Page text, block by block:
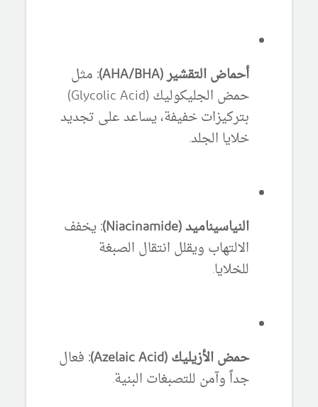
أحماض التقشير (AHA/BHA):
مثل
حمض الجليكوليك (Glycolic Acid)
بتركيزات خفيفة، يساعد على تجديد
خلايا الجلد.
النياسيناميد (Niacinamide):
يخفف
الالتهاب ويقلل انتقال الصبغة
للخلايا.
حمض الأزيليك (Azelaic Acid):
فعال
جداً وآمن للتصبغات البنية.